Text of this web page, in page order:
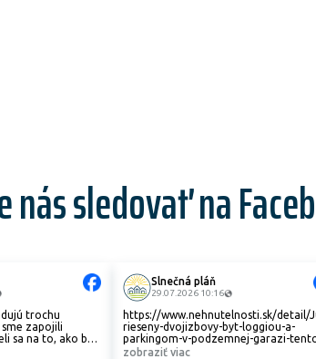
nás sledovať na
trochu
zapojili
sa na to, ako by
na
Slnečná pláň
29.07.2026 10:16
https://www.nehnutelnosti.sk/detail/
rieseny-dvojizbovy-byt-loggiou-a-
parkingom-v-podzemnej-garazi-
mesiac-bonusova-cena-bytu-
zobraziť viac